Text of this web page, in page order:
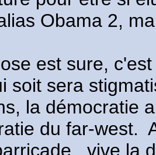
Obama 2,
est sure,
soit sera
la démocratie
du far-west.
, vive la